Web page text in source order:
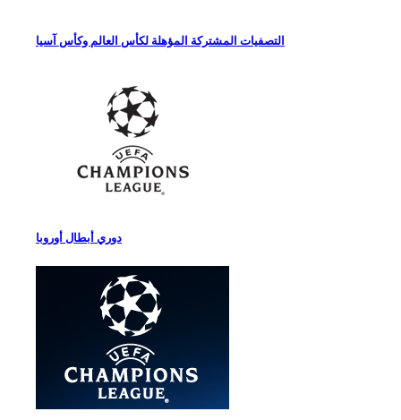
التصفيات المشتركة المؤهلة لكأس العالم وكأس آسيا
دوري أبطال أوروبا